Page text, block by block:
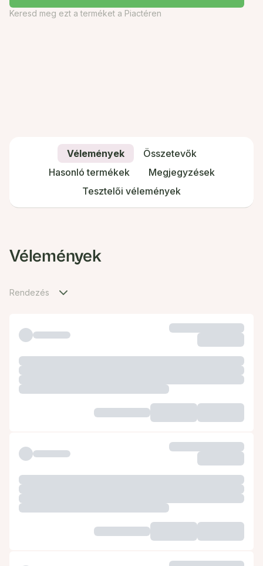
Keresd meg ezt a terméket a Piactéren
Vélemények
Összetevők
Hasonló termékek
Megjegyzések
Tesztelői vélemények
Vélemények
Rendezés